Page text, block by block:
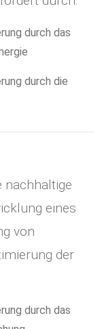
nachhaltige
eines
von
der